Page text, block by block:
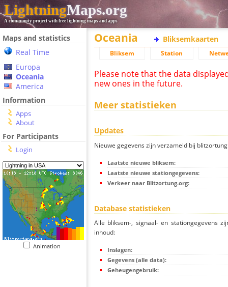
LightningMaps.org
A community project with free lightning maps and apps
Maps and statistics
Real Time
Europa
Oceania
America
Information
Apps
About
For Participants
Login
Animation
Oceania Bliksemkaarten
Bliksem Station
Please note that the data
new ones in the future.
Meer statistieken
Updates
Nieuwe gegevens zijn verzameld bij
Laatste nieuwe bliksem:
Laatste nieuwe stationgegevens:
Verkeer naar Blitzortung.org:
Database statistieken
Alle bliksem-, signaal- en stationgegevens
inhoud:
Inslagen:
Gegevens (alle data):
Geheugengebruik: